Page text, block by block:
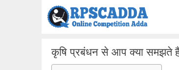
कृषि प्रबंधन से आप क्या समझते हैं